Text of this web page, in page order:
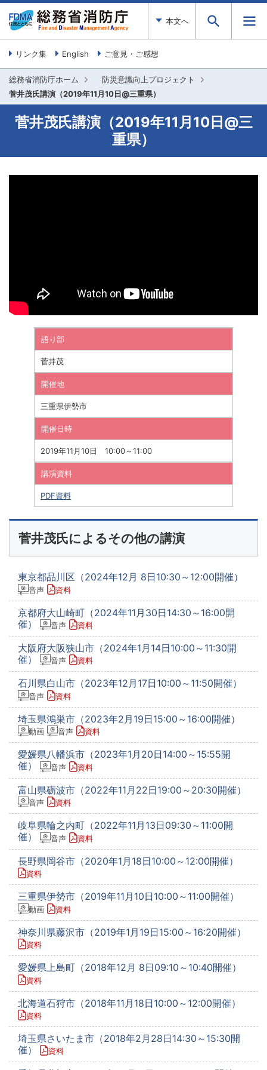
本文へ
リンク集 English ご意見・ご感想
総務省消防庁ホーム
防災意識向上プロジェクト
菅井茂氏講演（2019年11月10日@三重県）
菅井茂氏講演（2019年11月10日@三
重県）
語り部
菅井茂
開催地
三重県伊勢市
開催日時
2019年11月10日 10:00～11:00
講演資料
PDF資料
菅井茂氏によるその他の講演
東京都品川区（2024年12月 8日10:30～12:00開催）
音声 資料
京都府大山崎町（2024年11月30日14:30～16:00開
催）
音声 資料
大阪府大阪狭山市（2024年1月14日10:00～11:30開
催）
音声 資料
石川県白山市（2023年12月17日10:00～11:50開催）
音声 資料
埼玉県鴻巣市（2023年2月19日15:00～16:00開催）
動画 音声 資料
愛媛県八幡浜市（2023年1月20日14:00～15:55開
催）
音声 資料
富山県砺波市（2022年11月22日19:00～20:30開催）
音声 資料
岐阜県輪之内町（2022年11月13日09:30～11:00開
催）
音声 資料
長野県岡谷市（2020年1月18日10:00～12:00開催）
資料
三重県伊勢市（2019年11月10日10:00～11:00開催）
動画 資料
神奈川県藤沢市（2019年1月19日15:00～16:20開催）
資料
愛媛県上島町（2018年12月 8日09:10～10:40開催）
資料
北海道石狩市（2018年11月18日10:00～12:00開催）
資料
埼玉県さいたま市（2018年2月28日14:30～15:30開
催）
資料